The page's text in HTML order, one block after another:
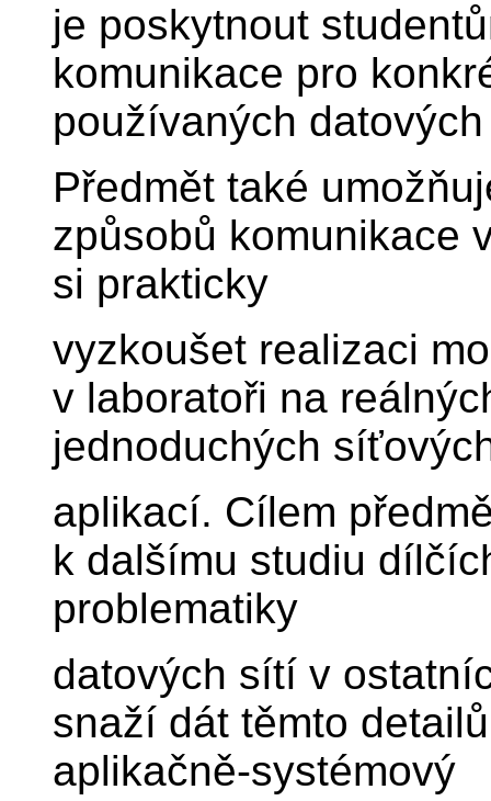
je poskytnout
komunikace pro
používaných
Předmět také
způsobů komunikace
si prakticky
vyzkoušet realizaci
v laboratoři na
jednoduchých
aplikací. Cílem
k dalšímu studiu
problematiky
datových sítí v
snaží dát těmto
aplikačně-systémový